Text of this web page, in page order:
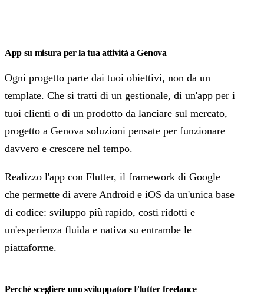
App su misura per la tua attività a Genova
Ogni progetto parte dai tuoi obiettivi, non da un
template. Che si tratti di un gestionale, di un'app per i
tuoi clienti o di un prodotto da lanciare sul mercato,
progetto a Genova soluzioni pensate per funzionare
davvero e crescere nel tempo.
Realizzo l'app con Flutter, il framework di Google
che permette di avere Android e iOS da un'unica base
di codice: sviluppo più rapido, costi ridotti e
un'esperienza fluida e nativa su entrambe le
piattaforme.
Perché scegliere uno sviluppatore Flutter freelance